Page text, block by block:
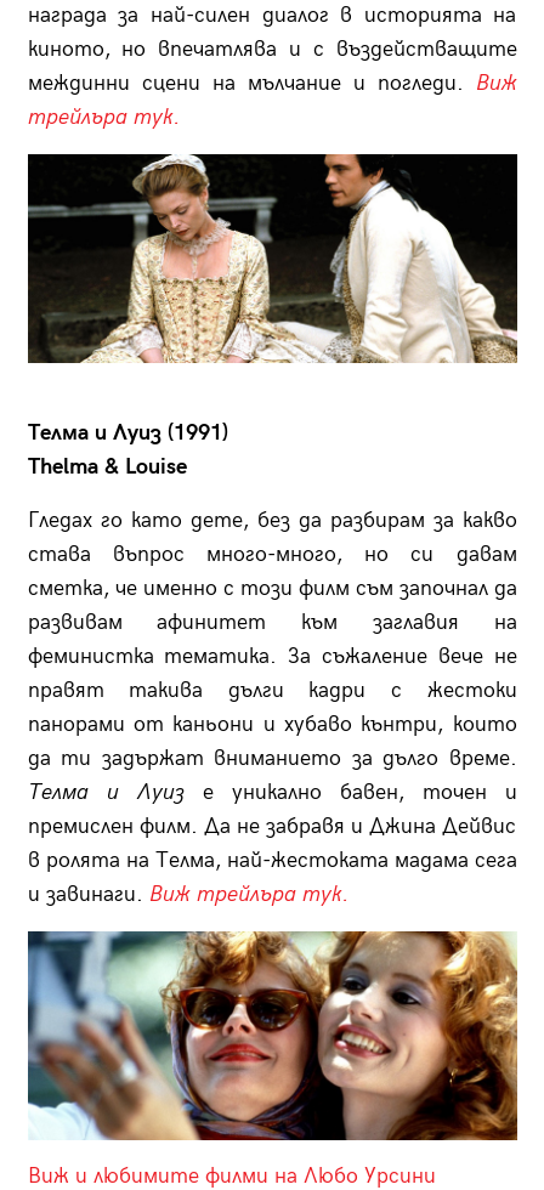
награда за най-силен диалог в историята на
киното, но впечатлява и с въздействащите
междинни сцени на мълчание и погледи.
Виж
трейлъра тук.
Телма и Луиз (1991)
Thelma & Louise
Гледах го като дете, без да разбирам за какво
става въпрос много-много, но си давам
сметка, че именно с този филм съм започнал да
развивам афинитет към заглавия на
феминистка тематика. За съжаление вече не
правят такива дълги кадри с жестоки
панорами от каньони и хубаво кънтри, които
да ти задържат вниманието за дълго време.
Телма и Луизе уникално бавен, точен и
премислен филм. Да не забравя и Джина Дейвис
в ролята на Телма, най-жестоката мадама сега
и завинаги. Виж трейлъра тук.
Виж и любимите филми на Любо Урсини